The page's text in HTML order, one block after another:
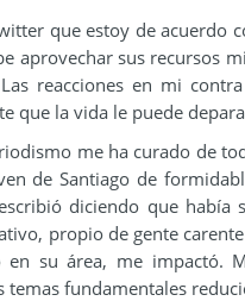
que estoy de acuerdo
aprovechar sus recursos
reacciones en mi
que la vida le puede
me ha curado de
de Santiago de
diciendo que
propio de gente
su área, me impactó.
fundamentales